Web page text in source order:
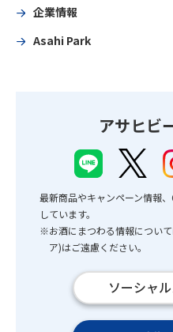
企業情報
Asahi Park
アサヒビ
最新商品やキャンペーン情報
しています。
※お酒にまつわる情報につい
ア)はご遠慮ください。
ソーシャ